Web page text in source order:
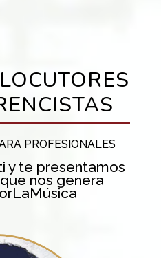
PROFESIONALES
y te presentamos
nos genera